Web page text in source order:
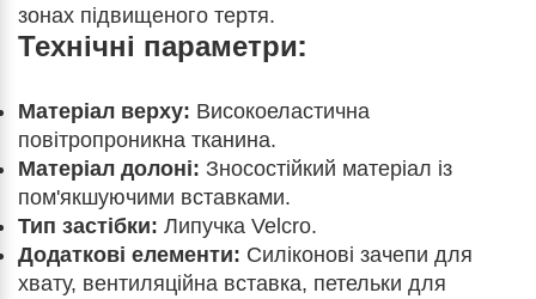
зонах підвищеного тертя.
Технічні параметри:
Матеріал верху: Високоеластична
повітропроникна тканина.
Матеріал долоні: Зносостійкий матеріал із
пом'якшуючими вставками.
Тип застібки: Липучка Velcro.
Додаткові елементи: Силіконові зачепи для
хвату, вентиляційна вставка, петельки для